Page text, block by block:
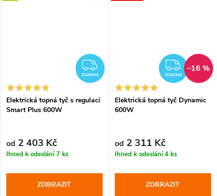
ZDARMA
ZDARMA
Elektrická topná tyč s regulací
Smart Plus 600W
od 2 403 Kč
Ihned k odeslání7 ks
ZOBRAZIT
ZDARMA
–16 %
Elektrická topná tyč Dynamic
600W
od 2 311 Kč
Ihned k odeslání4 ks
ZOBRAZIT